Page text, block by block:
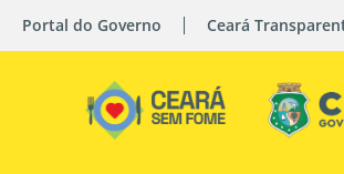
Portal do Governo Ceará